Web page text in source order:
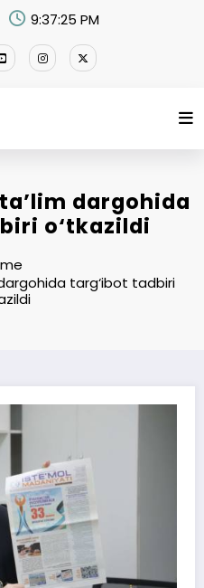
9:37:26 PM
dargohida
o‘tkazildi
targ‘ibot tadbiri